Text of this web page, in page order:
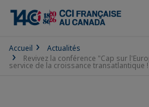
Accueil
Actualités
Revivez la conférence "Cap sur
service de la croissance transatlantique !